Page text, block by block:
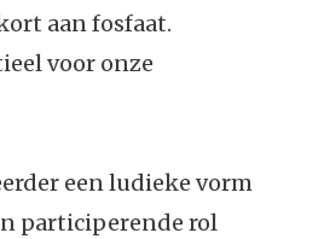
aan fosfaat.
voor onze
een ludieke vorm
participerende rol